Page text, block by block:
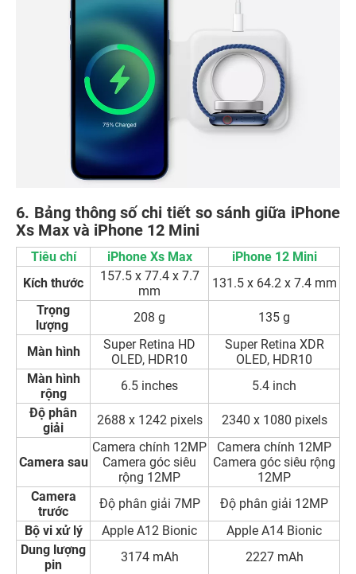
6. Bảng thông số chi tiết so sánh giữa iPhone
Xs Max và iPhone 12 Mini
Tiêu chí iPhone Xs Max
iPhone 12 Mini
Kích thước
157.5 x 77.4 x 7.7
mm
131.5 x 64.2 x 7.4 mm
Trọng
lượng
208 g 135 g
Màn hình
Super Retina HD
OLED, HDR10
Super Retina XDR
OLED, HDR10
Màn hình
rộng
6.5 inches
5.4 inch
Độ phân
giải
2688 x 1242 pixels 2340 x 1080 pixels
Camera sau
Camera chính 12MP
Camera góc siêu
rộng 12MP
Camera chính 12MP
Camera góc siêu rộng
12MP
Camera
trước
Độ phân giải 7MP
Độ phân giải 12MP
Bộ vi xử lý
Apple A12 Bionic
Apple A14 Bionic
Dung lượng
pin
3174 mAh 2227 mAh